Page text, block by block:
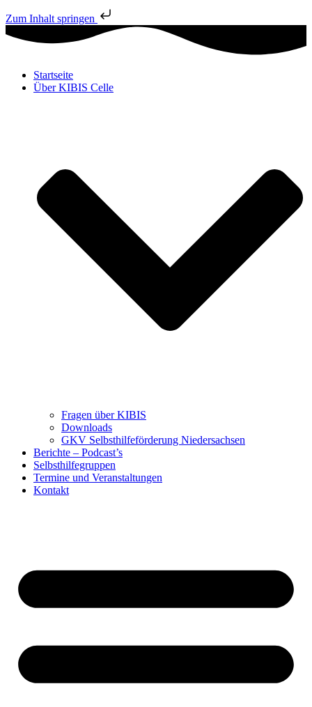
Zum Inhalt springen
Startseite
Über KIBIS Celle
Fragen über KIBIS
Downloads
GKV Selbsthilfeförderung Niedersachsen
Berichte – Podcast’s
Selbsthilfegruppen
Termine und Veranstaltungen
Kontakt